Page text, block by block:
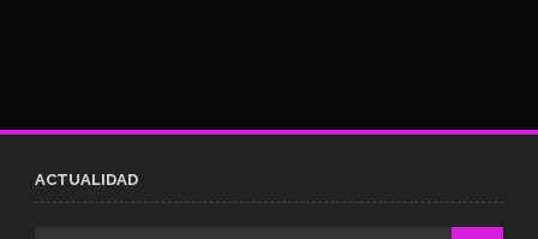
ACTUALIDAD